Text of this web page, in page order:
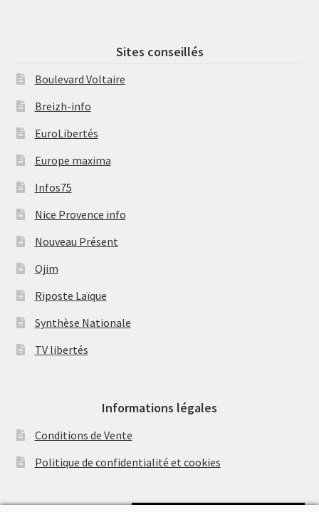
Sites conseillés
Boulevard Voltaire
Breizh-info
EuroLibertés
Europe maxima
Infos75
Nice Provence info
Nouveau Présent
Ojim
Riposte Laïque
Synthèse Nationale
TV libertés
Informations légales
Conditions de Vente
Politique de confidentialité et cookies